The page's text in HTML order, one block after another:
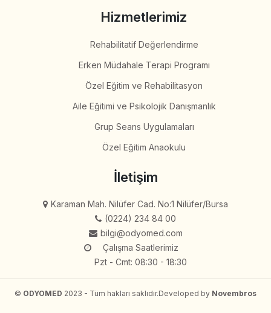
Hizmetlerimiz
Rehabilitatif Değerlendirme
Erken Müdahale Terapi Programı
Özel Eğitim ve Rehabilitasyon
Aile Eğitimi ve Psikolojik Danışmanlık
Grup Seans Uygulamaları
Özel Eğitim Anaokulu
İletişim
Karaman Mah. Nilüfer Cad. No:1 Nilüfer/Bursa
(0224) 234 84 00
bilgi@odyomed.com
Çalışma Saatlerimiz
Pzt - Cmt: 08:30 - 18:30
© ODYOMED 2023 - Tüm hakları saklıdır.Developed by Novembros